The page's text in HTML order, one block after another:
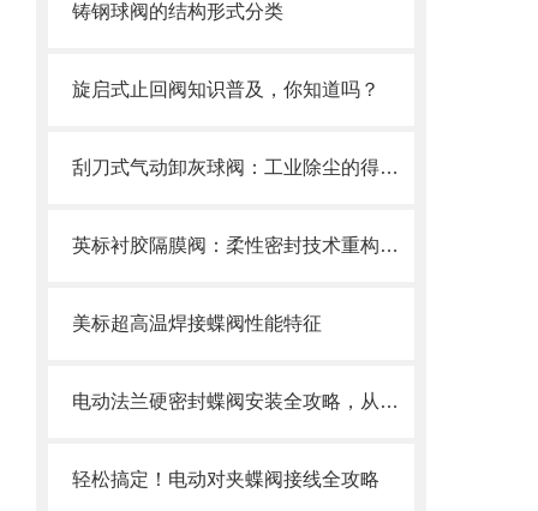
铸钢球阀的结构形式分类
旋启式止回阀知识普及，你知道吗？
刮刀式气动卸灰球阀：工业除尘的得力助手
英标衬胶隔膜阀：柔性密封技术重构工业流体控制新范式
美标超高温焊接蝶阀性能特征
电动法兰硬密封蝶阀安装全攻略，从基础到调试的精密指南
轻松搞定！电动对夹蝶阀接线全攻略